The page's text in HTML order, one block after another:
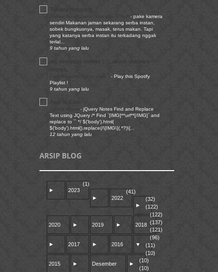
- pake kamera
sendiri Makanan jaman sekarang serba instan,
sobek bungkusnya, masak, terus makan. Tapi
yang katanya serba instan itu terkadang nggak
terlal...
9 tahun yang lalu
- Play this Spotify
Playlist !
9 tahun yang lalu
- jQuery Notes Find and Replace
Text using JQuery /* Find `[IMG]**url**[/IMG]` and
replace to `` */ $('body').html(
$('body').html().replace(/\[IMG\](.*?)\[...
12 tahun yang lalu
ARSIP BLOG
► 2023
(1)
► 2022
(41)
►
2020
(32)
► 2019
(122)
► 2018
(122)
► 2017
(137)
► 2016
(121)
▼
2015
(96)
► Desember
(11)
►
(10)
(10)
(10)